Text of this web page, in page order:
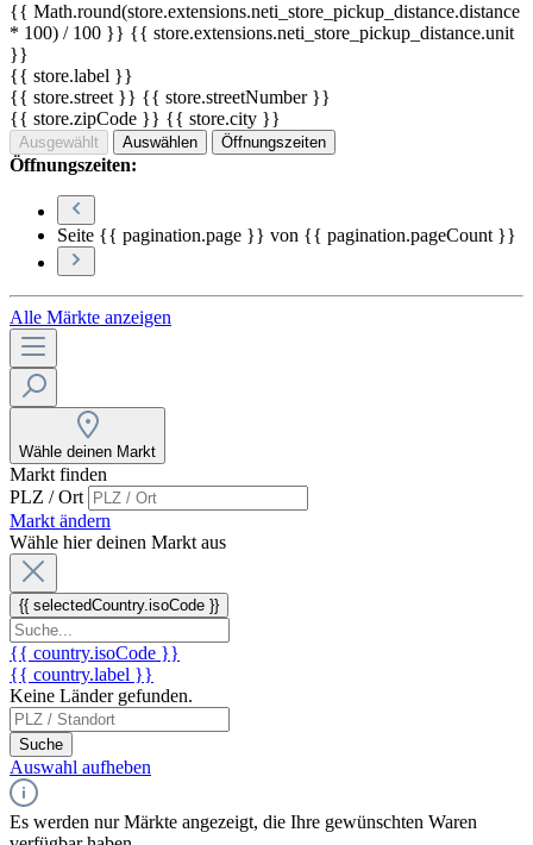
{{ Math.round(store.extensions.neti_store_pickup_distance.distance
* 100) / 100 }} {{ store.extensions.neti_store_pickup_distance.unit
}}
{{ store.label }}
{{ store.street }} {{ store.streetNumber }}
{{ store.zipCode }} {{ store.city }}
Ausgewählt Auswählen Öffnungszeiten
Öffnungszeiten:
Seite {{ pagination.page }} von {{ pagination.pageCount }}
Alle Märkte anzeigen
Wähle deinen Markt
Markt finden
PLZ / Ort
Markt ändern
Wähle hier deinen Markt aus
{{ selectedCountry.isoCode }}
{{ country.isoCode }}
{{ country.label }}
Keine Länder gefunden.
Suche
Auswahl aufheben
Es werden nur Märkte angezeigt, die Ihre gewünschten Waren